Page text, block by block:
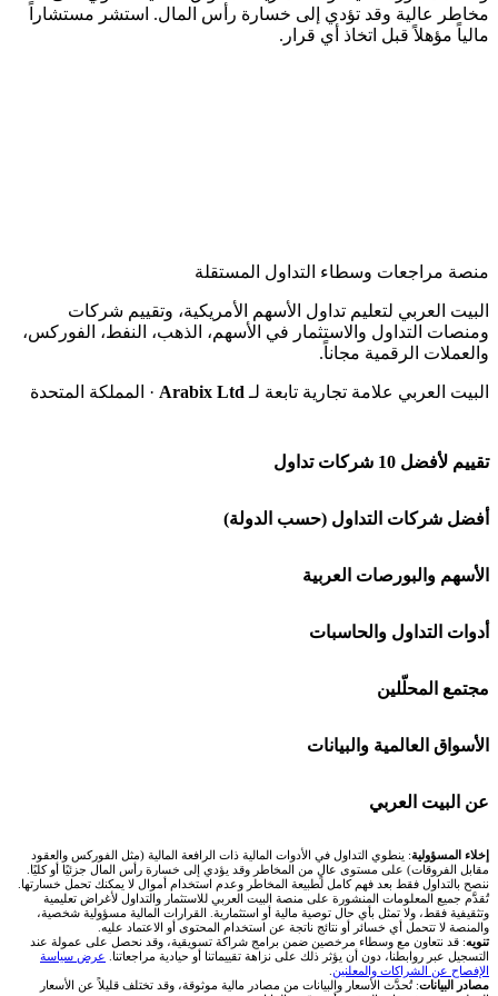
مخاطر عالية وقد تؤدي إلى خسارة رأس المال. استشر مستشاراً
مالياً مؤهلاً قبل اتخاذ أي قرار.
منصة مراجعات وسطاء التداول المستقلة
البيت العربي لتعليم تداول الأسهم الأمريكية، وتقييم شركات
ومنصات التداول والاستثمار في الأسهم، الذهب، النفط، الفوركس،
والعملات الرقمية مجاناً.
البيت العربي علامة تجارية تابعة لـ Arabix Ltd · المملكة المتحدة
تقييم لأفضل 10 شركات تداول
شركة Capital.com
افاتريد AvaTrade
اكسنس Exness
منصة بينانس
اكس تي بي XTB
انتراكتيف بروكرز IBKR
أفضل شركات التداول (حسب الدولة)
شركات تداول في السعودية
شركات تداول في الإمارات
شركات تداول في الكويت
شركات تداول في قطر
شركات تداول في الأردن
شركات تداول في العراق
الأسهم والبورصات العربية
🌍 كل البورصات العربية
🇸🇦 السوق السعودية
🇦🇪 أسواق الإمارات
🇪🇬 البورصة المصرية
🇶🇦 بورصة قطر
🇯🇴 بورصة عمّان
أدوات التداول والحاسبات
🕌 حاسبة الزكاة
💱 محول العملات
🧮 حاسبة حجم اللوت
📊 حاسبة قيمة النقطة
💰 حاسبة ربح الفوركس
📌 حاسبة النقاط المحورية
مجتمع المحلّلين
🧱 حائط المجتمع
🏆 لوحة المحلّلين
✍️ اكتب تحليلك
الأسواق العالمية والبيانات
🌐 المؤشرات العالمية
🥇 سعر الذهب اليوم
🥇 أسعار الذهب والمعادن
💱 أسعار العملات والفوركس
عن البيت العربي
من نحن
تواصل معنا
فريق المؤلفين
إخلاء المسؤولية: ينطوي التداول في الأدوات المالية ذات الرافعة المالية (مثل الفوركس والعقود
مقابل الفروقات) على مستوى عالٍ من المخاطر وقد يؤدي إلى خسارة رأس المال جزئيًا أو كليًا.
ننصح بالتداول فقط بعد فهم كامل لطبيعة المخاطر وعدم استخدام أموال لا يمكنك تحمل خسارتها.
تُقدَّم جميع المعلومات المنشورة على منصة البيت العربي للاستثمار والتداول لأغراض تعليمية
وتثقيفية فقط، ولا تمثل بأي حال توصية مالية أو استثمارية. القرارات المالية مسؤولية شخصية،
والمنصة لا تتحمل أي خسائر أو نتائج ناتجة عن استخدام المحتوى أو الاعتماد عليه.
تنويه: قد نتعاون مع وسطاء مرخصين ضمن برامج شراكة تسويقية، وقد نحصل على عمولة عند
التسجيل عبر روابطنا، دون أن يؤثر ذلك على نزاهة تقييماتنا أو حيادية مراجعاتنا. عرض سياسة
الإفصاح عن الشراكات والمعلنين
مصادر البيانات: تُحدَّث الأسعار والبيانات من مصادر مالية موثوقة، وقد تختلف قليلاً عن الأسعار